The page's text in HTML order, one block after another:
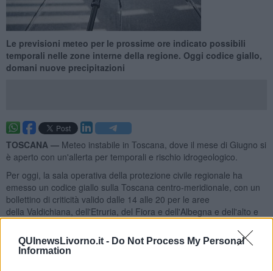
QUInewsLivorno.it - Do Not Process My Personal
Information
Le previsioni meteo per le prossime ore indicato possibili
temporali nelle zone interne della regione. Oggi codice giallo,
domani nuove precipitazioni
TOSCANA — Meteo instabile in Toscana, dove il mese di Giugno si
è aperto con un'allerta per temporali e rischio idrogeologico.
Per oggi, la sala operativa della protezione civile regionale ha
emesso un codice giallo sulla Toscana centro-meridionale, con un
bollettino di criticità valido dalle 14 alle 20 per le aree
della Valdichiana, dell'Etruria, del Fiora e dell'Albegna e dell'alto e